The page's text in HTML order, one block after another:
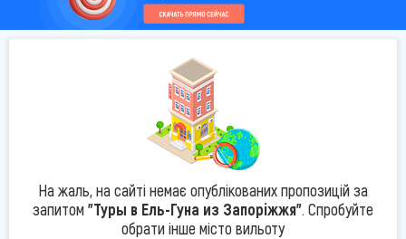
На жаль, на сайті немає опублікованих пропозицій за
запитом "Туры в Ель-Гуна из Запоріжжя". Спробуйте
обрати інше місто вильоту